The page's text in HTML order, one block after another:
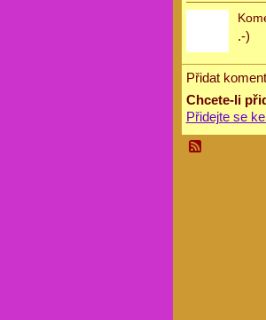
.-)
Přidat
Chcete-li
Přidejte se